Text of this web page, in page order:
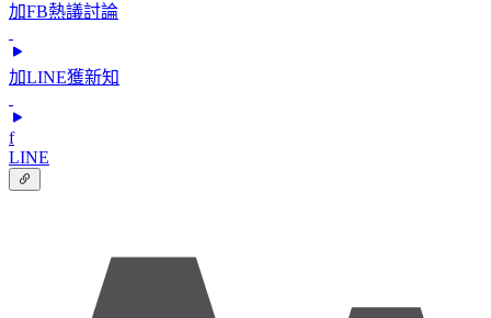
加FB熱議討論
加LINE獲新知
f
LINE